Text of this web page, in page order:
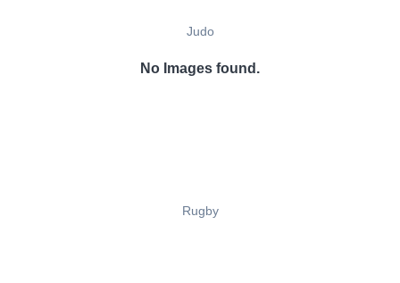
Judo
No Images found.
Rugby